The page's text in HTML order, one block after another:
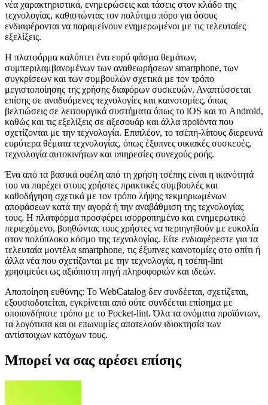
νέα χαρακτηριστικά, ενημερώσεις και τάσεις στον κλάδο της
τεχνολογίας, καθιστώντας τον πολύτιμο πόρο για όσους
ενδιαφέρονται να παραμείνουν ενημερωμένοι με τις τελευταίες
εξελίξεις.
Η πλατφόρμα καλύπτει ένα ευρύ φάσμα θεμάτων,
συμπεριλαμβανομένων των αναθεωρήσεων smartphone, των
συγκρίσεων και των συμβουλών σχετικά με τον τρόπο
μεγιστοποίησης της χρήσης διαφόρων συσκευών. Αναπτύσσεται
επίσης σε αναδυόμενες τεχνολογίες και καινοτομίες, όπως
βελτιώσεις σε λειτουργικά συστήματα όπως το iOS και το Android,
καθώς και τις εξελίξεις σε αξεσουάρ και άλλα προϊόντα που
σχετίζονται με την τεχνολογία. Επιπλέον, το τσέπη-λίπους διερευνά
ευρύτερα θέματα τεχνολογίας, όπως έξυπνες οικιακές συσκευές,
τεχνολογία αυτοκινήτων και υπηρεσίες συνεχούς ροής.
Ένα από τα βασικά οφέλη από τη χρήση τσέπης είναι η ικανότητά
του να παρέχει στους χρήστες πρακτικές συμβουλές και
καθοδήγηση σχετικά με τον τρόπο λήψης τεκμηριωμένων
αποφάσεων κατά την αγορά ή την αναβάθμιση της τεχνολογίας
τους. Η πλατφόρμα προσφέρει ισορροπημένο και ενημερωτικό
περιεχόμενο, βοηθώντας τους χρήστες να περιηγηθούν με ευκολία
στον πολύπλοκο κόσμο της τεχνολογίας. Είτε ενδιαφέρεστε για τα
τελευταία μοντέλα smartphone, τις έξυπνες καινοτομίες στο σπίτι ή
άλλα νέα που σχετίζονται με την τεχνολογία, η τσέπη-lint
χρησιμεύει ως αξιόπιστη πηγή πληροφοριών και ιδεών.
Αποποίηση ευθύνης: Το WebCatalog δεν συνδέεται, σχετίζεται,
εξουσιοδοτείται, εγκρίνεται από ούτε συνδέεται επίσημα με
οποιονδήποτε τρόπο με το Pocket-lint. Όλα τα ονόματα προϊόντων,
τα λογότυπα και οι επωνυμίες αποτελούν ιδιοκτησία των
αντίστοιχων κατόχων τους.
Μπορεί να σας αρέσει επίσης